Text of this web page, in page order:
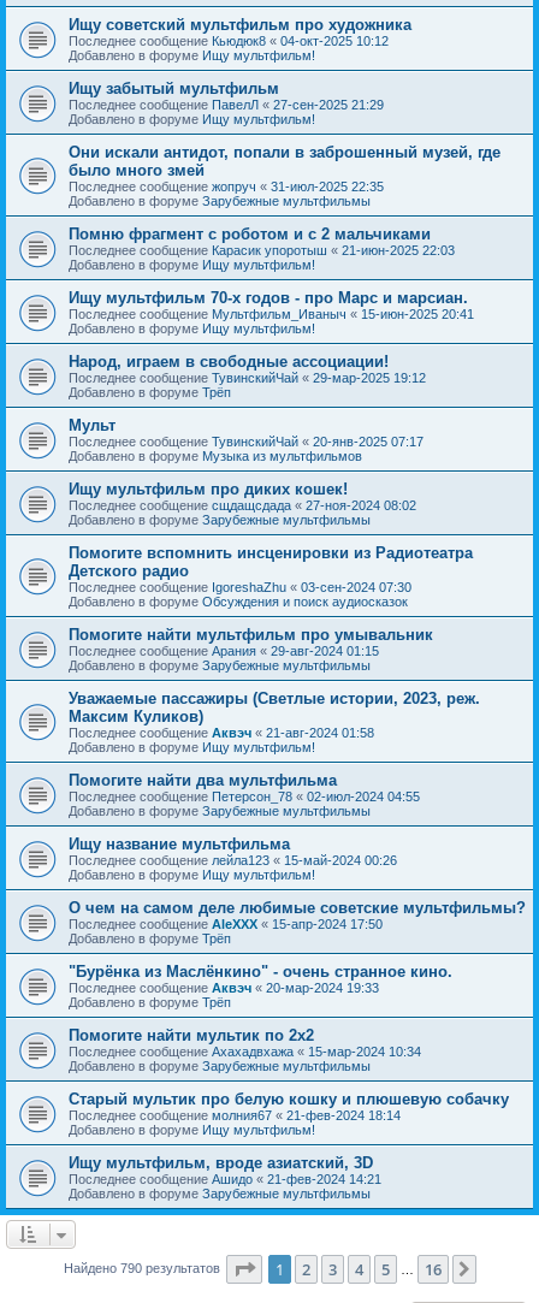
Ищу советский мультфильм про художника
Последнее сообщение Кьюдюк8 « 04-окт-2025 10:12
Добавлено в форуме Ищу мультфильм!
Ищу забытый мультфильм
Последнее сообщение ПавелЛ « 27-сен-2025 21:29
Добавлено в форуме Ищу мультфильм!
Они искали антидот, попали в заброшенный музей, где
было много змей
Последнее сообщение жопруч « 31-июл-2025 22:35
Добавлено в форуме Зарубежные мультфильмы
Помню фрагмент с роботом и с 2 мальчиками
Последнее сообщение Карасик упоротыш « 21-июн-2025 22:03
Добавлено в форуме Ищу мультфильм!
Ищу мультфильм 70-х годов - про Марс и марсиан.
Последнее сообщение Мультфильм_Иваныч « 15-июн-2025 20:41
Добавлено в форуме Ищу мультфильм!
Народ, играем в свободные ассоциации!
Последнее сообщение ТувинскийЧай « 29-мар-2025 19:12
Добавлено в форуме Трёп
Мульт
Последнее сообщение ТувинскийЧай « 20-янв-2025 07:17
Добавлено в форуме Музыка из мультфильмов
Ищу мультфильм про диких кошек!
Последнее сообщение сщдащсдада « 27-ноя-2024 08:02
Добавлено в форуме Зарубежные мультфильмы
Помогите вспомнить инсценировки из Радиотеатра
Детского радио
Последнее сообщение IgoreshaZhu « 03-сен-2024 07:30
Добавлено в форуме Обсуждения и поиск аудиосказок
Помогите найти мультфильм про умывальник
Последнее сообщение Арания « 29-авг-2024 01:15
Добавлено в форуме Зарубежные мультфильмы
Уважаемые пассажиры (Светлые истории, 2023, реж.
Максим Куликов)
Последнее сообщение Аквэч « 21-авг-2024 01:58
Добавлено в форуме Ищу мультфильм!
Помогите найти два мультфильма
Последнее сообщение Петерсон_78 « 02-июл-2024 04:55
Добавлено в форуме Зарубежные мультфильмы
Ищу название мультфильма
Последнее сообщение лейла123 « 15-май-2024 00:26
Добавлено в форуме Ищу мультфильм!
О чем на самом деле любимые советские мультфильмы?
Последнее сообщение AleXXX « 15-апр-2024 17:50
Добавлено в форуме Трёп
"Бурёнка из Маслёнкино" - очень странное кино.
Последнее сообщение Аквэч « 20-мар-2024 19:33
Добавлено в форуме Трёп
Помогите найти мультик по 2х2
Последнее сообщение Ахахадвхажа « 15-мар-2024 10:34
Добавлено в форуме Зарубежные мультфильмы
Старый мультик про белую кошку и плюшевую собачку
Последнее сообщение молния67 « 21-фев-2024 18:14
Добавлено в форуме Ищу мультфильм!
Ищу мультфильм, вроде азиатский, 3D
Последнее сообщение Ашидо « 21-фев-2024 14:21
Добавлено в форуме Зарубежные мультфильмы
Найдено 790 результатов Страница из 16
1 2 3 4 5 16